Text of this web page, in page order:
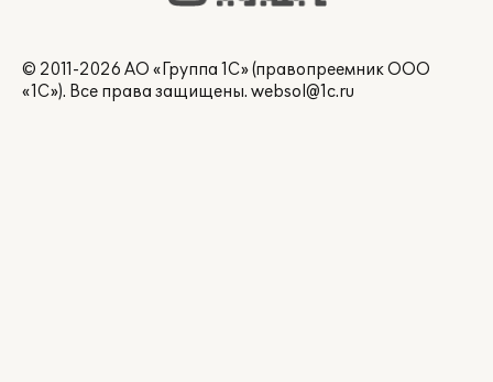
© 2011-2026 АО «Группа 1С» (правопреемник ООО
«1С»). Все права защищены. websol@1c.ru